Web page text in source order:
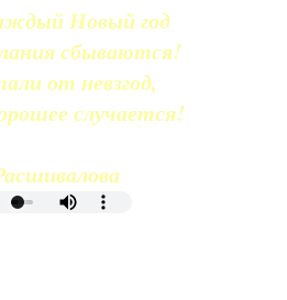
Новый год
сбываются!
от невзгод,
случается!